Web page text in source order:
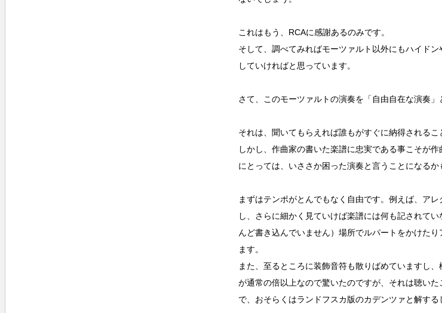
これはもう、RCAに感謝あるのみです。
そして、調べてみればモーツァルト以外にもハイド
していければと思っています。
さて、このモーツァルトの演奏を「自由自在な演奏」
それは、聞いてもらえれば誰もがすぐに納得されるこ
しかし、作曲家の書いた楽譜に忠実である事こそが
にとっては、いささか困った演奏と言うことになるか
まずはテンポがとんでもなく自由です。例えば、ア
し、さらに細かく見ていけば楽譜には何も記されて
んど書き込んでいません）場所でルパートをかけた
ます。
また、至るところに装飾音符も散りばめていますし
が通常の倍以上なので驚いたのですが、それは聴い
で、おそらくはランドフスカ版のカデンツァと解する